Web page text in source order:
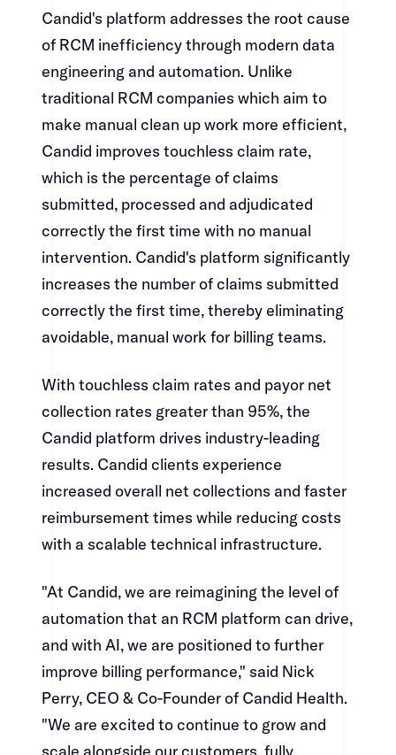
Candid's platform addresses the root cause
of RCM inefficiency through modern data
engineering and automation. Unlike
traditional RCM companies which aim to
make manual clean up work more efficient,
Candid improves touchless claim rate,
which is the percentage of claims
submitted, processed and adjudicated
correctly the first time with no manual
intervention. Candid's platform significantly
increases the number of claims submitted
correctly the first time, thereby eliminating
avoidable, manual work for billing teams.​​​​‌ ‍ ​‍​‍‌‍ ‌ ​‍‌‍‍‌‌‍‌ ‌‍‍‌‌‍ ‍​‍​‍​ ‍‍​‍​‍‌ ​ ‌‍​‌‌‍ ‍‌‍‍‌‌ ‌​‌ ‍‌​‍ ‍‌‍‍‌‌‍ ​‍​‍​‍ ​​‍​‍‌‍‍​‌ ​‍‌‍‌‌‌‍‌‍​‍​‍​ ‍‍​‍​‍‌‍‍​‌ ‌​‌ ‌​‌ ​​​ ‍‍​‍ ​‍ ‌‍ ​‌‍ ‌‍​ ‌‍​‌‌‍ ​‌‍‍​‌‍ ‌ ​ ‌ ‌​​ ‍‍​ ​ ​ ​ ​ ​ ​ ​ ​‍ ‌‍‍‌‌‍ ‍‌ ‌​‌‍‌‌‌‍ ‍‌ ‌​​‍ ‌‍‌‌‌‍‌​‌‍‍‌‌ ‌​​‍ ‌‍ ‌‌‍ ‌‍‌​‌‍‌‌​ ‌‌ ​​‌ ​‍‌‍‌‌‌ ​ ‌‍‌‌‌‍ ‍‌ ‌​‌‍​‌‌ ‌​‌‍‍‌‌‍ ‌‍ ‍​ ‍ ‌‍‍‌‌‍‌​​ ‌​ ‍​​ ​‍​ ‌ ‌‍‌​​ ​‍​ ‌​​ ‍​​ ‌‍​‍ ‌​ ‌‌‌‍‌‍​ ‌‍​ ‍‌​‍ ‌​ ‌​​ ‌​​ ‍​‌‍​‌​‍ ‌‌‍​‍‌‍​‍​ ‌ ​ ‌‌​‍ ‌‌‍‌‌‌‍​‍​ ​‌​ ‌ ​ ​ ‌‍‌‌​ ‌‌‌‍​ ​ ​‍​ ​ ‌‍‌​‌‍​‍​ ‍ ‌ ‌​‌ ‍‌‌ ​​‌‍‌‌​ ‌‌‍​‍‌‍ ​‌‍ ‌‍‌ ‌‌​​‌‍ ‌ ​ ‌ ‌​​ ‍ ‌ ​​‌‍​‌‌ ‌​‌‍‍​​ ‌‌‍​ ‌‍ ‌‍ ‍‌ ‌​‌‍‌‌‌‍ ‍‌ ‌​​‍‌‌​ ‌‌‌​​‍‌‌ ‌‍‍ ‌‍‌‌‌ ‍‌​‍‌‌​ ​ ‌​‌​​‍‌‌​ ​ ‌​‌​​‍‌‌​ ​‍​ ​‍​ ‍​‌‍​‌​ ‌ ​ ​​​ ​​​ ​‍​ ​‌‌‍​‌‌‍‌‍​ ‌​​ ​ ‌‍​ ​‍‌‌​ ​‍​ ​‍​‍‌‌​ ‌‌‌​‌​​‍ ‍‌‍​ ‌‍‍​‌‍‍‌‌‍ ​‌‍‌​‌ ​‍‌‍‌‌‌‍ ‍​‍‌‌​ ‌‌‌​​‍‌‌ ‌‍‍ ‌‍‌‌‌ ‍‌​‍‌‌​ ​ ‌​‌​​‍‌‌​ ​ ‌​‌​​‍‌‌​ ​‍​ ​‍​ ‌ ​ ​‍‌‍​ ‌‍​ ​ ‍​‌‍‌‍‌‍‌‍​ ​‌​ ‌‌​ ‌ ‌‍​‌‌‍‌‍​‍‌‌​ ​‍​ ​‍​‍‌‌​ ‌‌‌​‌​​‍ ‍‌ ‌​‌‍‌‌‌ ‍​‌ ‌​​ ‌‍​‍‌‍​‌‌ ​ ‌‍‌‌‌‌‌‌‌ ​‍‌‍ ​​ ‌‌‍‍​‌ ‌​‌ ‌​‌ ​​​‍‌‌​ ​ ‌​​‌​‍‌‌​ ​‍‌​‌‍​‍‌‌​ ​‍‌​‌‍‌‍ ​‌‍ ‌‍​ ‌‍​‌‌‍ ​‌‍‍​‌‍ ‌ ​ ‌ ‌​​‍‌‌​ ​ ‌​​‌​ ​ ​ ​ ​ ​ ​ ​ ​‍‌‍‌‍‍‌‌‍‌​​ ‌​ ‍​​ ​‍​ ‌ ‌‍‌​​ ​‍​ ‌​​ ‍​​ ‌‍​‍ ‌​ ‌‌‌‍‌‍​ ‌‍​ ‍‌​‍ ‌​ ‌​​ ‌​​ ‍​‌‍​‌​‍ ‌‌‍​‍‌‍​‍​ ‌ ​ ‌‌​‍ ‌‌‍‌‌‌‍​‍​ ​‌​ ‌ ​ ​ ‌‍‌‌​ ‌‌‌‍​ ​ ​‍​ ​ ‌‍‌​‌‍​‍​‍‌‍‌ ‌​‌ ‍‌‌ ​​‌‍‌‌​ ‌‌‍​‍‌‍ ​‌‍ ‌‍‌ ‌‌​​‌‍ ‌ ​ ‌ ‌​​‍‌‍‌ ​​‌‍​‌‌ ‌​‌‍‍​​ ‌‌‍​ ‌‍ ‌‍ ‍‌ ‌​‌‍‌‌‌‍ ‍‌ ‌​​‍‌‌​ ‌‌‌​​‍‌‌ ‌‍‍ ‌‍‌‌‌ ‍‌​‍‌‌​ ​ ‌​‌​​‍‌‌​ ​ ‌​‌​​‍‌‌​ ​‍​ ​‍​ ‍​‌‍​‌​ ‌ ​ ​​​ ​​​ ​‍​ ​‌‌‍​‌‌‍‌‍​ ‌​​ ​ ‌‍​ ​‍‌‌​ ​‍​ ​‍​‍‌‌​ ‌‌‌​‌​​‍ ‍‌‍​ ‌‍‍​‌‍‍‌‌‍ ​‌‍‌​‌ ​‍‌‍‌‌‌‍ ‍​‍‌‌​ ‌‌‌​​‍‌‌ ‌‍‍ ‌‍‌‌‌ ‍‌​‍‌‌​ ​ ‌​‌​​‍‌‌​ ​ ‌​‌​​‍‌‌​ ​‍​ ​‍​ ‌ ​ ​‍‌‍​ ‌‍​ ​ ‍​‌‍‌‍‌‍‌‍​ ​‌​ ‌‌​ ‌ ‌‍​‌‌‍‌‍​‍‌‌​ ​‍​ ​‍​‍‌‌​ ‌‌‌​‌​​‍ ‍‌ ‌​‌‍‌‌‌ ‍​‌ ‌​​‍‌‍‌ ​​‌‍‌‌‌ ​‍‌ ​ ‌ ​​‌‍‌‌‌‍​ ‌ ‌​‌‍‍‌‌ ‌‍‌‍‌‌​ ‌‌ ​​‌ ‌‌‌‍​‍‌‍ ​‌‍‍‌‌ ​ ‌‍‍​‌‍‌‌‌‍‌​​‍​‍‌ ‌
With touchless claim rates and payor net
collection rates greater than 95%, the
Candid platform drives industry-leading
results. Candid clients experience
increased overall net collections and faster
reimbursement times while reducing costs
with a scalable technical infrastructure.​​​​‌ ‍ ​‍​‍‌‍ ‌ ​‍‌‍‍‌‌‍‌ ‌‍‍‌‌‍ ‍​‍​‍​ ‍‍​‍​‍‌ ​ ‌‍​‌‌‍ ‍‌‍‍‌‌ ‌​‌ ‍‌​‍ ‍‌‍‍‌‌‍ ​‍​‍​‍ ​​‍​‍‌‍‍​‌ ​‍‌‍‌‌‌‍‌‍​‍​‍​ ‍‍​‍​‍‌‍‍​‌ ‌​‌ ‌​‌ ​​​ ‍‍​‍ ​‍ ‌‍ ​‌‍ ‌‍​ ‌‍​‌‌‍ ​‌‍‍​‌‍ ‌ ​ ‌ ‌​​ ‍‍​ ​ ​ ​ ​ ​ ​ ​ ​‍ ‌‍‍‌‌‍ ‍‌ ‌​‌‍‌‌‌‍ ‍‌ ‌​​‍ ‌‍‌‌‌‍‌​‌‍‍‌‌ ‌​​‍ ‌‍ ‌‌‍ ‌‍‌​‌‍‌‌​ ‌‌ ​​‌ ​‍‌‍‌‌‌ ​ ‌‍‌‌‌‍ ‍‌ ‌​‌‍​‌‌ ‌​‌‍‍‌‌‍ ‌‍ ‍​ ‍ ‌‍‍‌‌‍‌​​ ‌​ ‍​​ ​‍​ ‌ ‌‍‌​​ ​‍​ ‌​​ ‍​​ ‌‍​‍ ‌​ ‌‌‌‍‌‍​ ‌‍​ ‍‌​‍ ‌​ ‌​​ ‌​​ ‍​‌‍​‌​‍ ‌‌‍​‍‌‍​‍​ ‌ ​ ‌‌​‍ ‌‌‍‌‌‌‍​‍​ ​‌​ ‌ ​ ​ ‌‍‌‌​ ‌‌‌‍​ ​ ​‍​ ​ ‌‍‌​‌‍​‍​ ‍ ‌ ‌​‌ ‍‌‌ ​​‌‍‌‌​ ‌‌‍​‍‌‍ ​‌‍ ‌‍‌ ‌‌​​‌‍ ‌ ​ ‌ ‌​​ ‍ ‌ ​​‌‍​‌‌ ‌​‌‍‍​​ ‌‌‍​ ‌‍ ‌‍ ‍‌ ‌​‌‍‌‌‌‍ ‍‌ ‌​​‍‌‌​ ‌‌‌​​‍‌‌ ‌‍‍ ‌‍‌‌‌ ‍‌​‍‌‌​ ​ ‌​‌​​‍‌‌​ ​ ‌​‌​​‍‌‌​ ​‍​ ​‍​ ‌ ​ ​‌​ ​‍​ ‌ ​ ‌ ‌‍‌‌​ ‌‌​ ‍‌​ ​‍‌‍‌‍​ ‌‌​ ‌‍​‍‌‌​ ​‍​ ​‍​‍‌‌​ ‌‌‌​‌​​‍ ‍‌‍​ ‌‍‍​‌‍‍‌‌‍ ​‌‍‌​‌ ​‍‌‍‌‌‌‍ ‍​‍‌‌​ ‌‌‌​​‍‌‌ ‌‍‍ ‌‍‌‌‌ ‍‌​‍‌‌​ ​ ‌​‌​​‍‌‌​ ​ ‌​‌​​‍‌‌​ ​‍​ ​‍‌‍‌‍​ ​ ‌‍‌‍​ ‌ ​ ​‍‌‍‌‍​ ‌ ​ ‌​‌‍‌​​ ‌ ​ ​​​ ​‍​‍‌‌​ ​‍​ ​‍​‍‌‌​ ‌‌‌​‌​​‍ ‍‌ ‌​‌‍‌‌‌ ‍​‌ ‌​​ ‌‍​‍‌‍​‌‌ ​ ‌‍‌‌‌‌‌‌‌ ​‍‌‍ ​​ ‌‌‍‍​‌ ‌​‌ ‌​‌ ​​​‍‌‌​ ​ ‌​​‌​‍‌‌​ ​‍‌​‌‍​‍‌‌​ ​‍‌​‌‍‌‍ ​‌‍ ‌‍​ ‌‍​‌‌‍ ​‌‍‍​‌‍ ‌ ​ ‌ ‌​​‍‌‌​ ​ ‌​​‌​ ​ ​ ​ ​ ​ ​ ​ ​‍‌‍‌‍‍‌‌‍‌​​ ‌​ ‍​​ ​‍​ ‌ ‌‍‌​​ ​‍​ ‌​​ ‍​​ ‌‍​‍ ‌​ ‌‌‌‍‌‍​ ‌‍​ ‍‌​‍ ‌​ ‌​​ ‌​​ ‍​‌‍​‌​‍ ‌‌‍​‍‌‍​‍​ ‌ ​ ‌‌​‍ ‌‌‍‌‌‌‍​‍​ ​‌​ ‌ ​ ​ ‌‍‌‌​ ‌‌‌‍​ ​ ​‍​ ​ ‌‍‌​‌‍​‍​‍‌‍‌ ‌​‌ ‍‌‌ ​​‌‍‌‌​ ‌‌‍​‍‌‍ ​‌‍ ‌‍‌ ‌‌​​‌‍ ‌ ​ ‌ ‌​​‍‌‍‌ ​​‌‍​‌‌ ‌​‌‍‍​​ ‌‌‍​ ‌‍ ‌‍ ‍‌ ‌​‌‍‌‌‌‍ ‍‌ ‌​​‍‌‌​ ‌‌‌​​‍‌‌ ‌‍‍ ‌‍‌‌‌ ‍‌​‍‌‌​ ​ ‌​‌​​‍‌‌​ ​ ‌​‌​​‍‌‌​ ​‍​ ​‍​ ‌ ​ ​‌​ ​‍​ ‌ ​ ‌ ‌‍‌‌​ ‌‌​ ‍‌​ ​‍‌‍‌‍​ ‌‌​ ‌‍​‍‌‌​ ​‍​ ​‍​‍‌‌​ ‌‌‌​‌​​‍ ‍‌‍​ ‌‍‍​‌‍‍‌‌‍ ​‌‍‌​‌ ​‍‌‍‌‌‌‍ ‍​‍‌‌​ ‌‌‌​​‍‌‌ ‌‍‍ ‌‍‌‌‌ ‍‌​‍‌‌​ ​ ‌​‌​​‍‌‌​ ​ ‌​‌​​‍‌‌​ ​‍​ ​‍‌‍‌‍​ ​ ‌‍‌‍​ ‌ ​ ​‍‌‍‌‍​ ‌ ​ ‌​‌‍‌​​ ‌ ​ ​​​ ​‍​‍‌‌​ ​‍​ ​‍​‍‌‌​ ‌‌‌​‌​​‍ ‍‌ ‌​‌‍‌‌‌ ‍​‌ ‌​​‍‌‍‌ ​​‌‍‌‌‌ ​‍‌ ​ ‌ ​​‌‍‌‌‌‍​ ‌ ‌​‌‍‍‌‌ ‌‍‌‍‌‌​ ‌‌ ​​‌ ‌‌‌‍​‍‌‍ ​‌‍‍‌‌ ​ ‌‍‍​‌‍‌‌‌‍‌​​‍​‍‌ ‌
"At Candid, we are reimagining the level of
automation that an RCM platform can drive,
and with AI, we are positioned to further
improve billing performance," said Nick
Perry, CEO & Co-Founder of Candid Health.
"We are excited to continue to grow and